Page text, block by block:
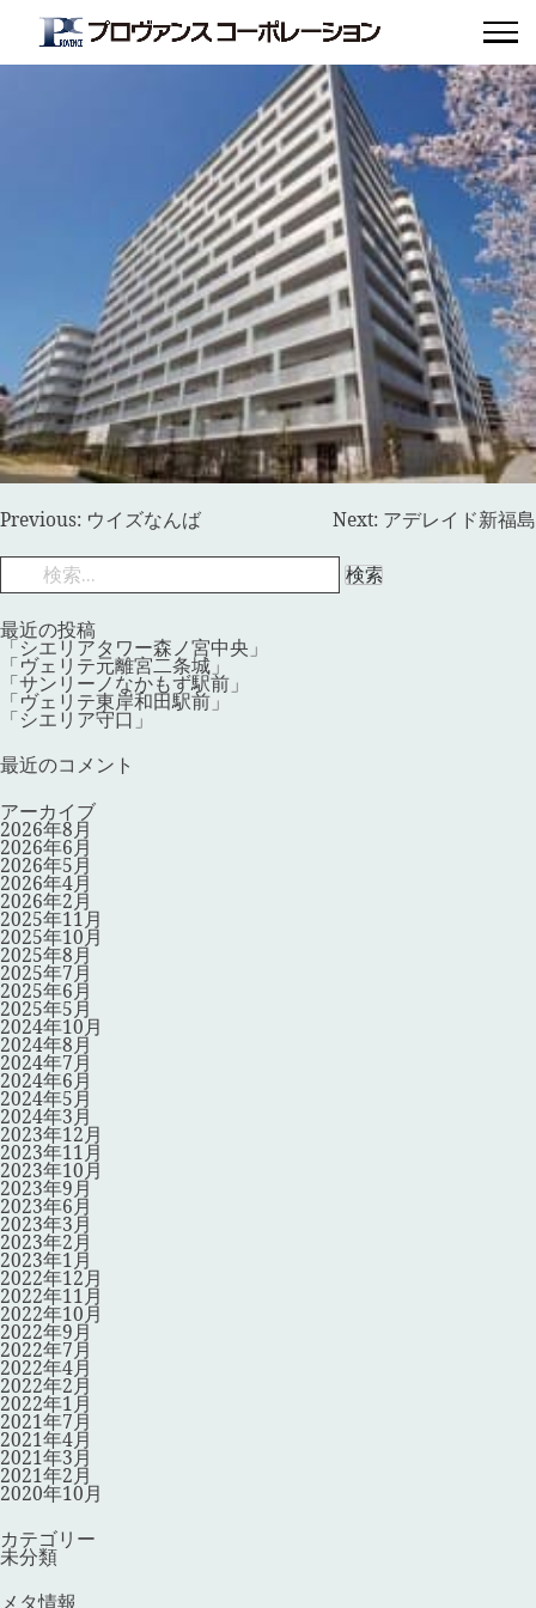
投
ナ
ゲ
シ
ョ
ン
Previous: ウイズなんば Next: アデレイド新福島
検
最近の投稿
「シエリアタワー森ノ宮中央」
「ヴェリテ元離宮二条城」
「サンリーノなかもず駅前」
「ヴェリテ東岸和田駅前」
「シエリア守口」
最近のコメント
アーカイブ
2026年8月
2026年6月
2026年5月
2026年4月
2026年2月
2025年11月
2025年10月
2025年8月
2025年7月
2025年6月
2025年5月
2024年10月
2024年8月
2024年7月
2024年6月
2024年5月
2024年3月
2023年12月
2023年11月
2023年10月
2023年9月
2023年6月
2023年3月
2023年2月
2023年1月
2022年12月
2022年11月
2022年10月
2022年9月
2022年7月
2022年4月
2022年2月
2022年1月
2021年7月
2021年4月
2021年3月
2021年2月
2020年10月
カテゴリー
未分類
メタ情報